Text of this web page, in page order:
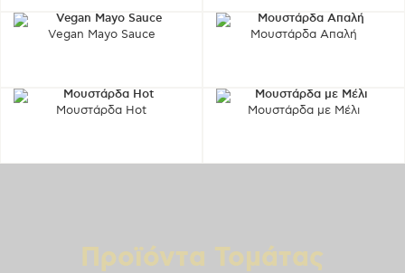
Vegan Mayo Sauce Μουστάρδα Απαλή
Μουστάρδα Hot Μουστάρδα με Μέλι
Προϊόντα Τομάτας